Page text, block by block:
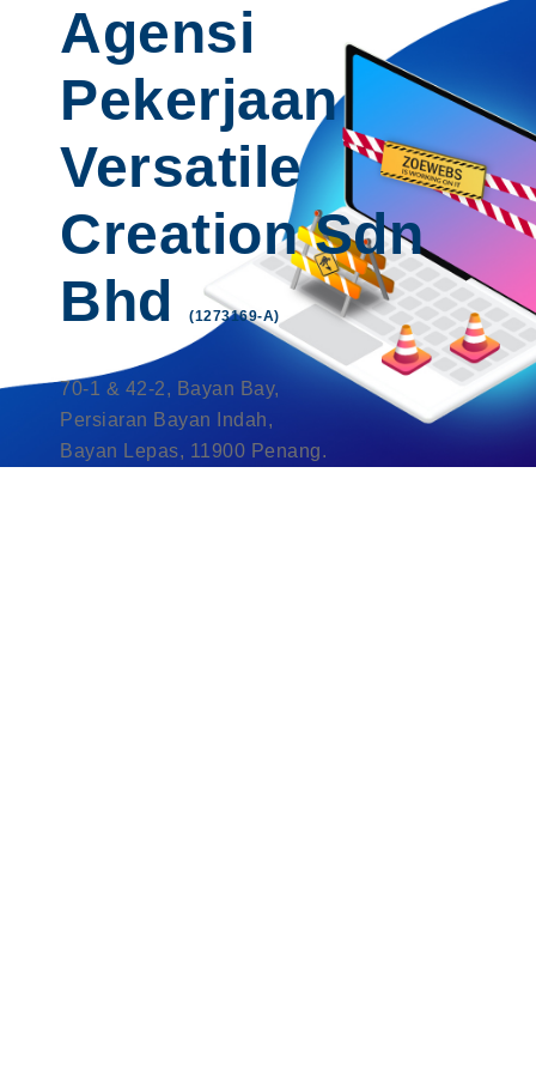
Agensi
Pekerjaan
Versatile
Creation Sdn
Bhd
(1273169-A)
70-1 & 42-2, Bayan Bay,
Persiaran Bayan Indah,
Bayan Lepas, 11900 Penang.